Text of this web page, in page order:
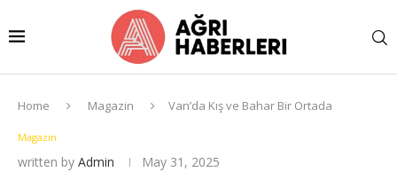
Home Magazin Van’da Kış ve Bahar Bir Ortada
Magazin
written by Admin May 31, 2025